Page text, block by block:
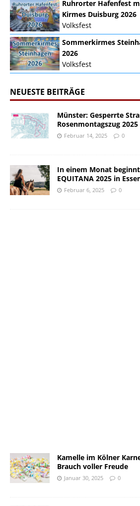
Ruhrorter Hafenfest
Kirmes Duisburg 2026
Volksfest
Sommerkirmes
2026
Volksfest
NEUESTE BEITRÄGE
Münster: Gesperrte
Rosenmontagszug 2025
Februar 14, 2025 0
In einem Monat
EQUITANA 2025 in
Februar 6, 2025 0
Kamelle im Kölner
Brauch voller Freude
Januar 30, 2025 0